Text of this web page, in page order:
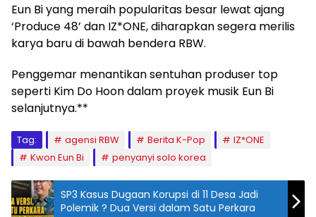
Eun Bi yang meraih popularitas besar lewat ajang
‘Produce 48’ dan IZ*ONE, diharapkan segera merilis
karya baru di bawah bendera RBW.
Penggemar menantikan sentuhan produser top
seperti Kim Do Hoon dalam proyek musik Eun Bi
selanjutnya.**
Tag: agensi RBW Berita K-Pop
IZ*ONE
Kwon Eun Bi
penyanyi solo korea
SP3 Kasus Dugaan Korupsi di 11 Desa Jadi
Polemik ? Dua Versi dalam Satu Perkara